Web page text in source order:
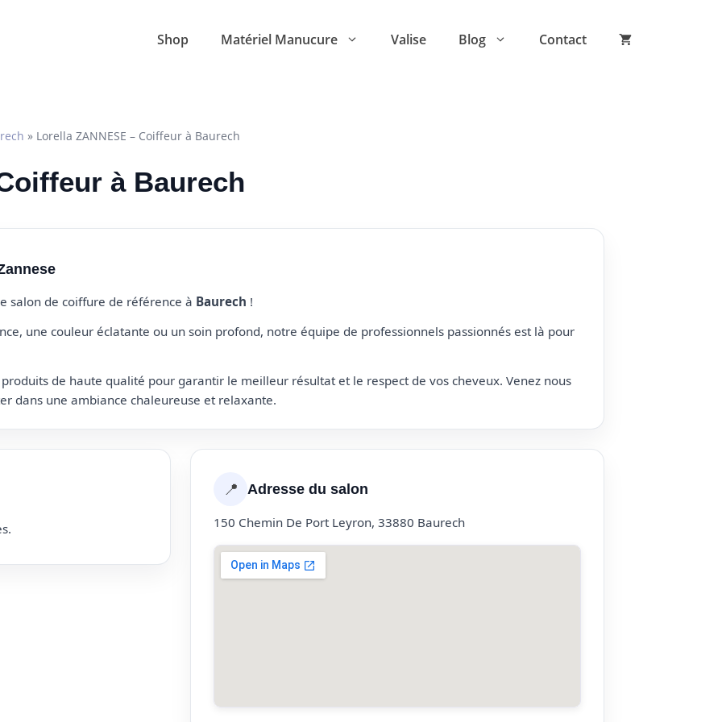
Shop Matériel Manucure Valise Blog Contact
» Lorella ZANNESE – Coiffeur à Baurech
à Baurech
salon de coiffure de référence à Baurech !
une couleur éclatante ou un soin profond, notre équipe de professionnels passionnés est là pour
de haute qualité pour garantir le meilleur résultat et le respect de vos cheveux. Venez nous
dans une ambiance chaleureuse et relaxante.
📍 Adresse du salon
150 Chemin De Port Leyron, 33880 Baurech